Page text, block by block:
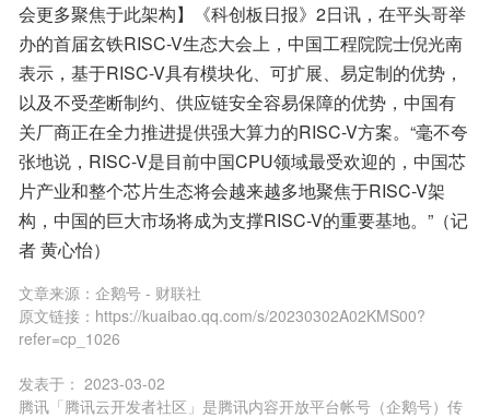
会更多聚焦于此架构】《科创板日报》2日讯，在平头哥举
办的首届玄铁RISC-V生态大会上，中国工程院院士倪光南
表示，基于RISC-V具有模块化、可扩展、易定制的优势，
以及不受垄断制约、供应链安全容易保障的优势，中国有
关厂商正在全力推进提供强大算力的RISC-V方案。“毫不夸
张地说，RISC-V是目前中国CPU领域最受欢迎的，中国芯
片产业和整个芯片生态将会越来越多地聚焦于RISC-V架
构，中国的巨大市场将成为支撑RISC-V的重要基地。”（记
者 黄心怡）
文章来源： 企鹅号 - 财联社
原文链接： https://kuaibao.qq.com/s/20230302A02KMS00?
refer=cp_1026
发表于： 2023-03-02
腾讯「腾讯云开发者社区」是腾讯内容开放平台帐号（企鹅号）传